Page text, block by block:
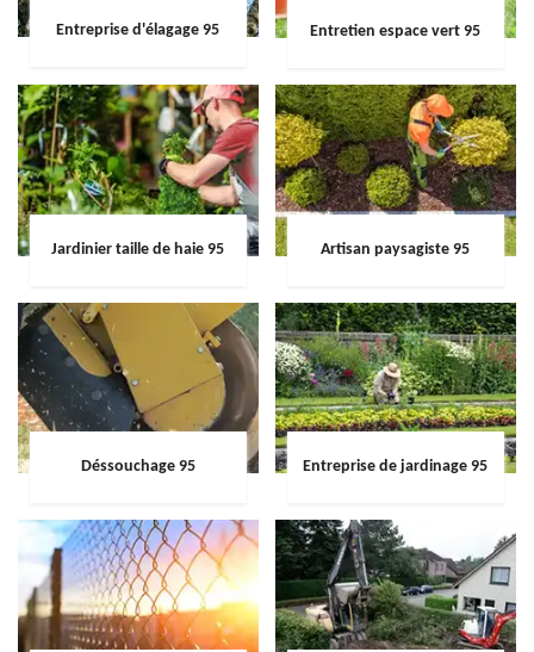
Entreprise d'élagage 95 Entretien espace vert 95
Jardinier taille de haie 95 Artisan paysagiste 95
Déssouchage 95 Entreprise de jardinage 95